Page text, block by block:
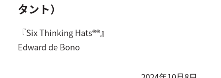
タント）
『Six Thinking Hats®®』
Edward de Bono